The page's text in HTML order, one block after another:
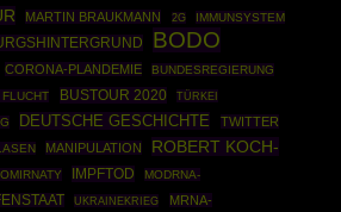
MARTIN BRAUKMANN 2G
IMMUNSYSTEM
BODO
CORONA-PLANDEMIE BUNDESREGIERUNG
BUSTOUR 2020 TÜRKEI
DEUTSCHE GESCHICHTE TWITTER
MANIPULATION
ROBERT KOCH-
IMPFTOD
MODRNA-
UKRAINEKRIEG
MRNA-